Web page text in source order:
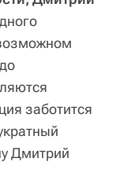
заботится
Дмитрий